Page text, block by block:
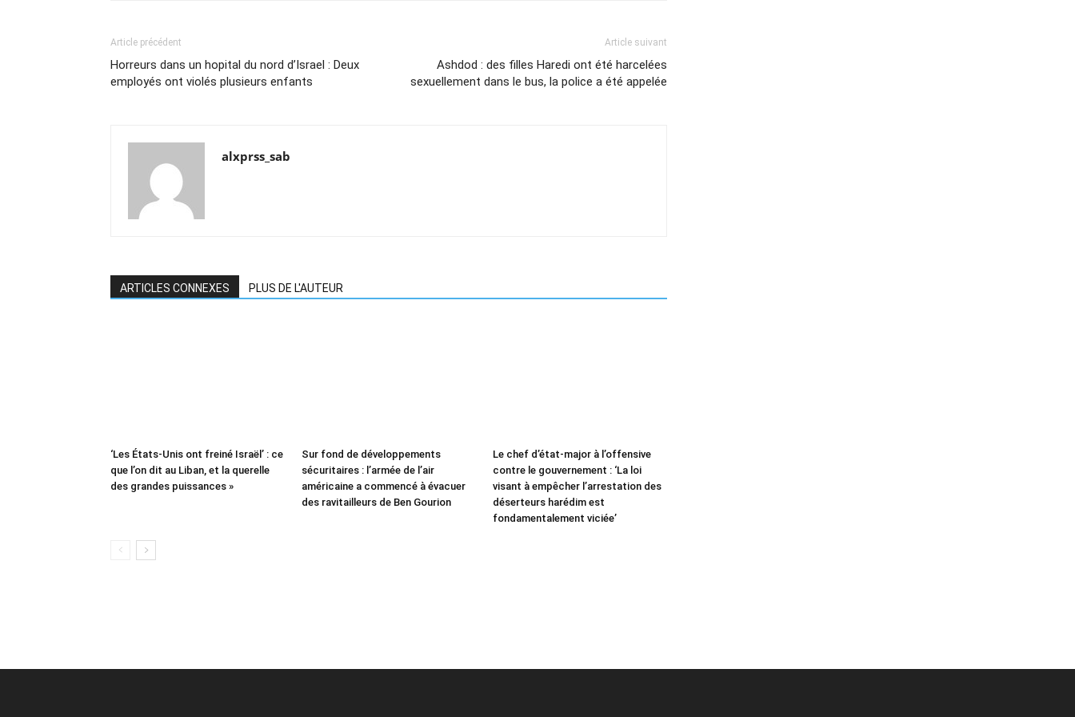
Article précédent
Horreurs dans un hopital du nord d’Israel : Deux
employés ont violés plusieurs enfants
Article suivant
Ashdod : des filles Haredi ont été harcelées
sexuellement dans le bus, la police a été appelée
alxprss_sab
ARTICLES CONNEXES PLUS DE L'AUTEUR
‘Les États-Unis ont freiné Israël’ : ce
que l’on dit au Liban, et la querelle
des grandes puissances »
Sur fond de développements
sécuritaires : l’armée de l’air
américaine a commencé à évacuer
des ravitailleurs de Ben Gourion
Le chef d’état-major à l’offensive
contre le gouvernement : ‘La loi
visant à empêcher l’arrestation des
déserteurs harédim est
fondamentalement viciée’